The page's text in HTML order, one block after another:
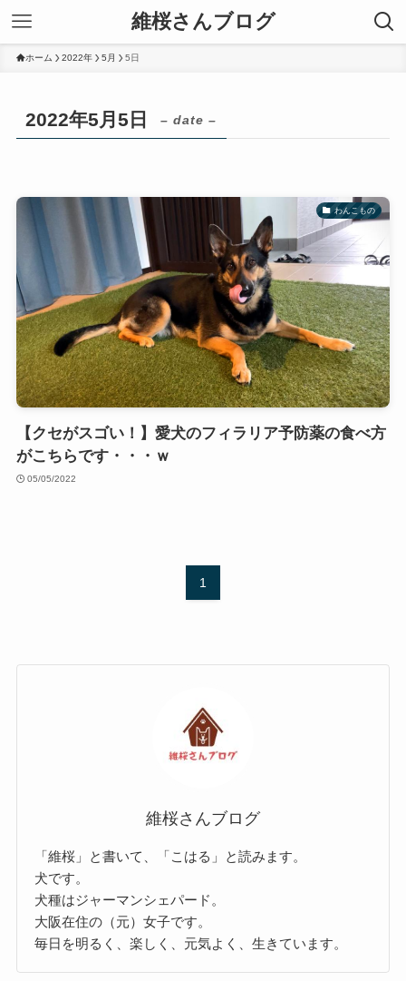
維桜さんブログ
ホーム 2022年 5月 5日
2022年5月5日 – date –
わんこもの
【クセがスゴい！】愛犬のフィラリア予防薬の食べ方
がこちらです・・・ｗ
05/05/2022
1
維桜さんブログ
「維桜」と書いて、「こはる」と読みます。
犬です。
犬種はジャーマンシェパード。
大阪在住の（元）女子です。
毎日を明るく、楽しく、元気よく、生きています。